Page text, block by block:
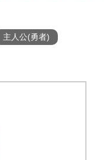
主人公(勇者)